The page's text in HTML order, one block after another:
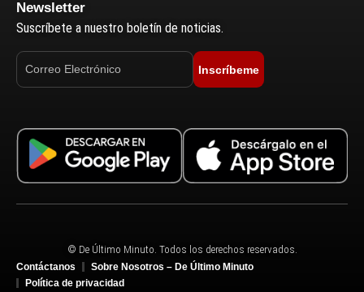
Newsletter
Suscríbete a nuestro boletín de noticias.
Inscríbeme
© De Último Minuto. Todos los derechos reservados.
Contáctanos
Sobre Nosotros – De Último Minuto
Política de privacidad